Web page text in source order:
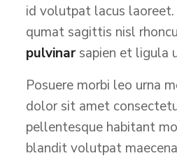
id volutpat lacus laoreet.
qumat sagittis nisl
pulvinarsapien et ligula
Posuere morbi leo urna
dolor sit amet
pellentesque habitant
blandit volutpat